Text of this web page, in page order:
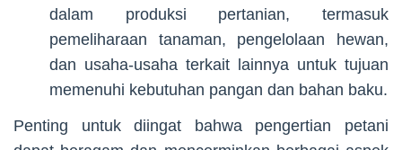
dalam produksi pertanian, termasuk
pemeliharaan tanaman, pengelolaan hewan,
dan usaha-usaha terkait lainnya untuk tujuan
memenuhi kebutuhan pangan dan bahan baku.
Penting untuk diingat bahwa pengertian petani